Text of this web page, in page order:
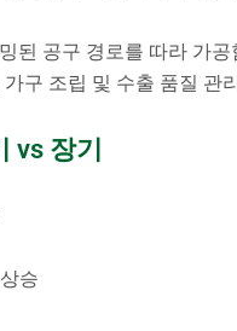
된 공구 경로를 따라 가
구 조립 및 수출 품질 관
vs 장기
승